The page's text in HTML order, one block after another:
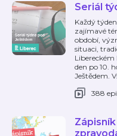
Seriál
Každý
zajímavé
období,
situaci,
Libereckém
den po 10.
Ještědem.
388